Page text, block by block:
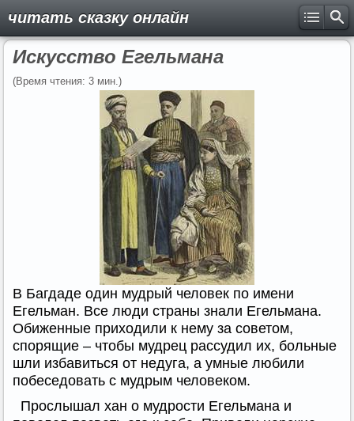
читать сказку онлайн
Искусство Егельмана
(Время чтения: 3 мин.)
В Багдаде один мудрый человек по имени
Егельман. Все люди страны знали Егельмана.
Обиженные приходили к нему за советом,
спорящие – чтобы мудрец рассудил их, больные
шли избавиться от недуга, а умные любили
побеседовать с мудрым человеком.
Прослышал хан о мудрости Егельмана и